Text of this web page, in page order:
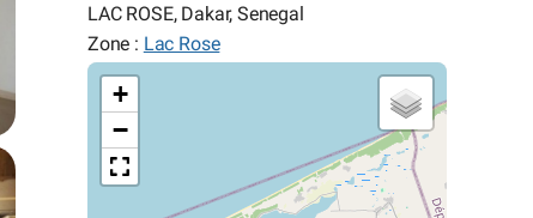
LAC ROSE, Dakar, Senegal
Zone : Lac Rose
+
−